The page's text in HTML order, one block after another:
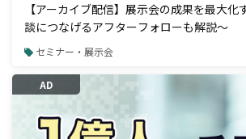
【アーカイブ配信】展示会の成果を最大化
談につなげるアフターフォローも解説～
セミナー・展示会
AD